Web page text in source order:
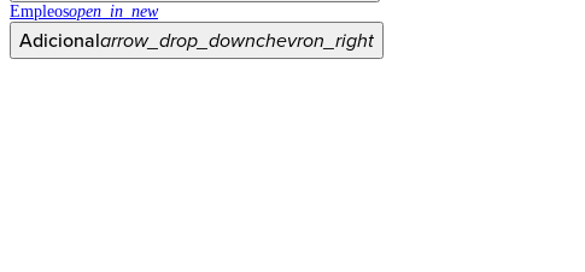
Empleosopen_in_new
Adicionalarrow_drop_downchevron_right